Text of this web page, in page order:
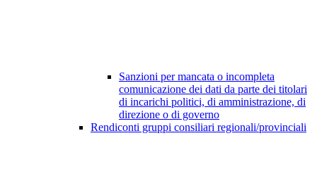
Sanzioni per mancata o incompleta
comunicazione dei dati da parte dei titolari
di incarichi politici, di amministrazione, di
direzione o di governo
Rendiconti gruppi consiliari regionali/provinciali